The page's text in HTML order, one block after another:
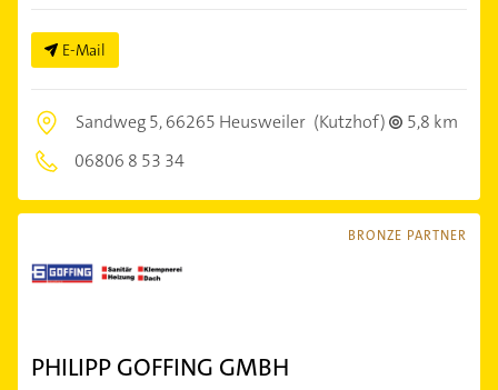
E-Mail
Sandweg 5,66265 Heusweiler (Kutzhof)
5,8 km
06806 8 53 34
BRONZE PARTNER
PHILIPP GOFFING GMBH